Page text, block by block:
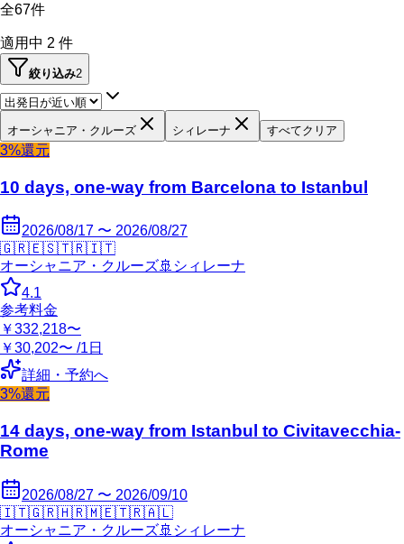
全67件
適用中 2 件
絞り込み2
オーシャニア・クルーズ シィレーナ すべてクリア
3%還元
10 days, one-way from Barcelona to Istanbul
2026/08/17 〜 2026/08/27
🇬🇷🇪🇸🇹🇷🇮🇹
オーシャニア・クルーズ🚢 シィレーナ
4.1
参考料金
￥332,218〜
￥30,202〜 /1日
詳細・予約へ
3%還元
14 days, one-way from Istanbul to Civitavecchia-
Rome
2026/08/27 〜 2026/09/10
🇮🇹🇬🇷🇭🇷🇲🇪🇹🇷🇦🇱
オーシャニア・クルーズ🚢 シィレーナ